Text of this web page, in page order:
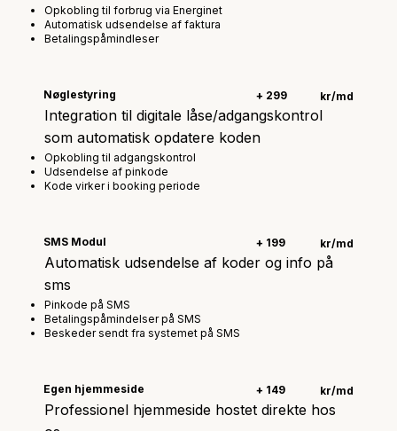
Opkobling til forbrug via Energinet
Automatisk udsendelse af faktura
Betalingspåmindleser
Nøglestyring + 299 kr/md
Integration til digitale låse/adgangskontrol
som automatisk opdatere koden
Opkobling til adgangskontrol
Udsendelse af pinkode
Kode virker i booking periode
SMS Modul + 199 kr/md
Automatisk udsendelse af koder og info på
sms
Pinkode på SMS
Betalingspåmindelser på SMS
Beskeder sendt fra systemet på SMS
Egen hjemmeside + 149 kr/md
Professionel hjemmeside hostet direkte hos